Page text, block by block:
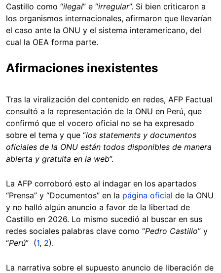
Castillo como “ilegal” e “irregular”. Si bien criticaron a
los organismos internacionales, afirmaron que llevarían
el caso ante la ONU y el sistema interamericano, del
cual la OEA forma parte.
Afirmaciones inexistentes
Tras la viralización del contenido en redes, AFP Factual
consultó a la representación de la ONU en Perú, que
confirmó que el vocero oficial no se ha expresado
sobre el tema y que “los statements y documentos
oficiales de la ONU están todos disponibles de manera
abierta y gratuita en la web”.
La AFP corroboró esto al indagar en los apartados
“Prensa” y “Documentos” en la página oficial de la ONU
y no halló algún anuncio a favor de la libertad de
Castillo en 2026. Lo mismo sucedió al buscar en sus
redes sociales palabras clave como “Pedro Castillo” y
“Perú” (1, 2).
La narrativa sobre el supuesto anuncio de liberación de